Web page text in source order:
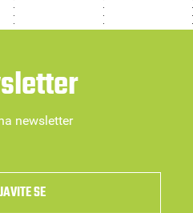
newsletter
SE